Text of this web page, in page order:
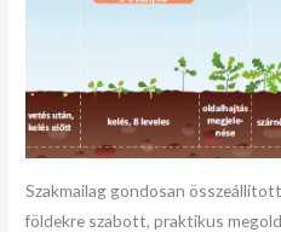
Szakmailag gondosan
földekre szabott, praktikus